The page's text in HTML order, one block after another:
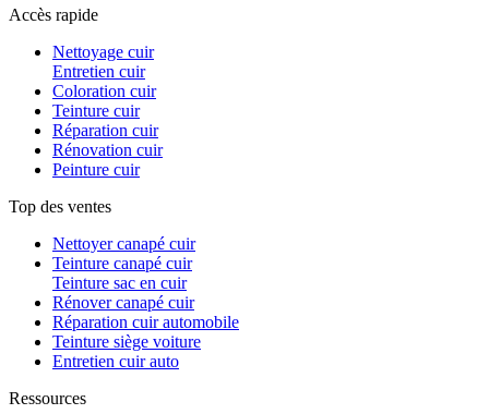
Accès rapide
Nettoyage cuir
Entretien cuir
Coloration cuir
Teinture cuir
Réparation cuir
Rénovation cuir
Peinture cuir
Top des ventes
Nettoyer canapé cuir
Teinture canapé cuir
Teinture sac en cuir
Rénover canapé cuir
Réparation cuir automobile
Teinture siège voiture
Entretien cuir auto
Ressources